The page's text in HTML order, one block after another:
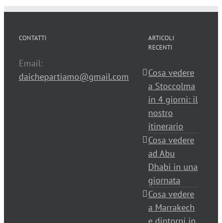
CONTATTI
Email:
daichepartiamo@gmail.com
ARTICOLI
RECENTI
Cosa vedere
a Stoccolma
in 4 giorni: il
nostro
itinerario
Cosa vedere
ad Abu
Dhabi in una
giornata
Cosa vedere
a Marrakech